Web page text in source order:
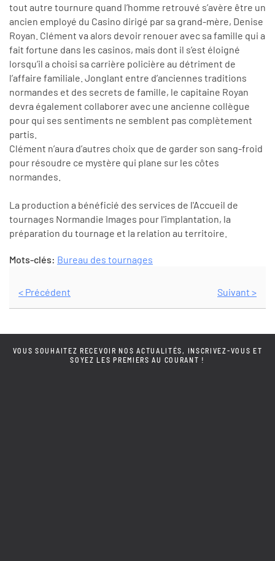
tout autre tournure quand l’homme retrouvé s’avère être un
ancien employé du Casino dirigé par sa grand-mère, Denise
Royan. Clément va alors devoir renouer avec sa famille qui a
fait fortune dans les casinos, mais dont il s’est éloigné
lorsqu’il a choisi sa carrière policière au détriment de
l’affaire familiale. Jonglant entre d’anciennes traditions
normandes et des secrets de famille, le capitaine Royan
devra également collaborer avec une ancienne collègue
pour qui ses sentiments ne semblent pas complètement
partis.
Clément n’aura d’autres choix que de garder son sang-froid
pour résoudre ce mystère qui plane sur les côtes
normandes.
La production a bénéficié des services de l'Accueil de
tournages Normandie Images pour l'implantation, la
préparation du tournage et la relation au territoire.
Mots-clés: Bureau des tournages
< Précédent Suivant >
VOUS SOUHAITEZ RECEVOIR NOS ACTUALITÉS, INSCRIVEZ-VOUS ET
SOYEZ LES PREMIERS AU COURANT !